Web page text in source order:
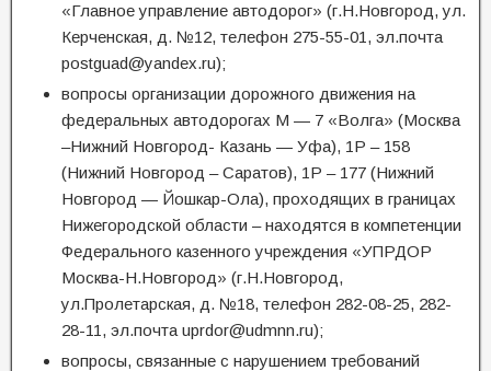
«Главное управление автодорог» (г.Н.Новгород, ул.
Керченская, д. №12, телефон 275-55-01, эл.почта
postguad@yandex.ru);
вопросы организации дорожного движения на
федеральных автодорогах М — 7 «Волга» (Москва
–Нижний Новгород- Казань — Уфа), 1Р – 158
(Нижний Новгород – Саратов), 1Р – 177 (Нижний
Новгород — Йошкар-Ола), проходящих в границах
Нижегородской области – находятся в компетенции
Федерального казенного учреждения «УПРДОР
Москва-Н.Новгород» (г.Н.Новгород,
ул.Пролетарская, д. №18, телефон 282-08-25, 282-
28-11, эл.почта uprdor@udmnn.ru);
вопросы, связанные с нарушением требований